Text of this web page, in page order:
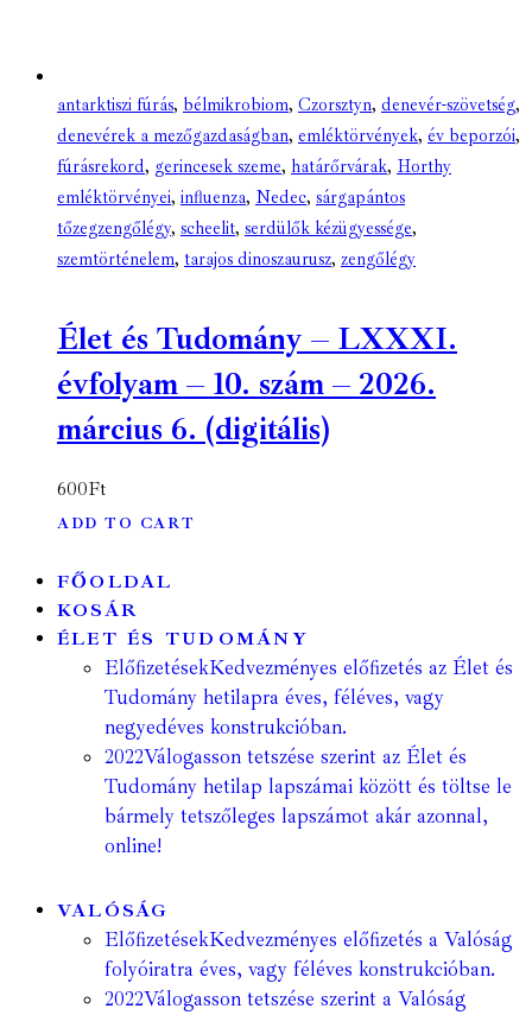
antarktiszi fúrás, bélmikrobiom, Czorsztyn, denevér-szövetség,
denevérek a mezőgazdaságban, emléktörvények, év beporzói,
fúrásrekord, gerincesek szeme, határőrvárak, Horthy
emléktörvényei, influenza, Nedec, sárgapántos
tőzegzengőlégy, scheelit, serdülők kézügyessége,
szemtörténelem, tarajos dinoszaurusz, zengőlégy
Élet és Tudomány – LXXXI.
évfolyam – 10. szám – 2026.
március 6. (digitális)
600Ft
ADD TO CART
FŐOLDAL
KOSÁR
ÉLET ÉS TUDOMÁNY
ElőfizetésekKedvezményes előfizetés az Élet és
Tudomány hetilapra éves, féléves, vagy
negyedéves konstrukcióban.
2022Válogasson tetszése szerint az Élet és
Tudomány hetilap lapszámai között és töltse le
bármely tetszőleges lapszámot akár azonnal,
online!
VALÓSÁG
ElőfizetésekKedvezményes előfizetés a Valóság
folyóiratra éves, vagy féléves konstrukcióban.
2022Válogasson tetszése szerint a Valóság